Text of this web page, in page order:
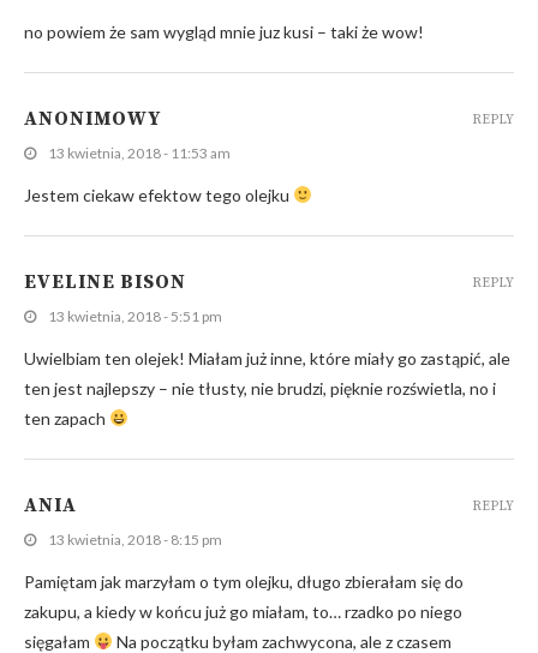
no powiem że sam wygląd mnie juz kusi – taki że wow!
ANONIMOWY
13 kwietnia, 2018 - 11:53 am
Jestem ciekaw efektow tego olejku
REPLY
EVELINE BISON
13 kwietnia, 2018 - 5:51 pm
Uwielbiam ten olejek! Miałam już inne, które miały go zastąpić, ale
ten jest najlepszy – nie tłusty, nie brudzi, pięknie rozświetla, no i
ten zapach
REPLY
ANIA
13 kwietnia, 2018 - 8:15 pm
Pamiętam jak marzyłam o tym olejku, długo zbierałam się do
zakupu, a kiedy w końcu już go miałam, to… rzadko po niego
sięgałam
Na początku byłam zachwycona, ale z czasem
REPLY